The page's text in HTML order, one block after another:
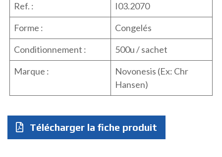
Ref. :
I03.2070
Forme :
Congelés
Conditionnement :
500u / sachet
Marque :
Novonesis (Ex: Chr
Hansen)
Télécharger la fiche produit